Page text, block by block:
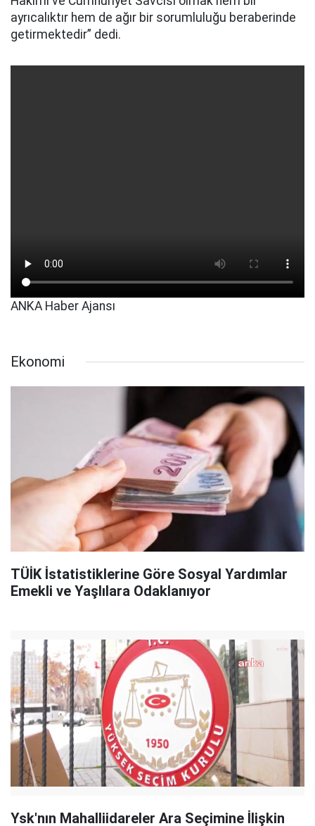
ayrıcalıktır hem de ağır bir sorumluluğu beraberinde
getirmektedir” dedi.
ANKA Haber Ajansı
Ekonomi
TÜİK İstatistiklerine Göre Sosyal Yardımlar
Emekli ve Yaşlılara Odaklanıyor
Ysk'nın Mahalliidareler Ara Seçimine İlişkin